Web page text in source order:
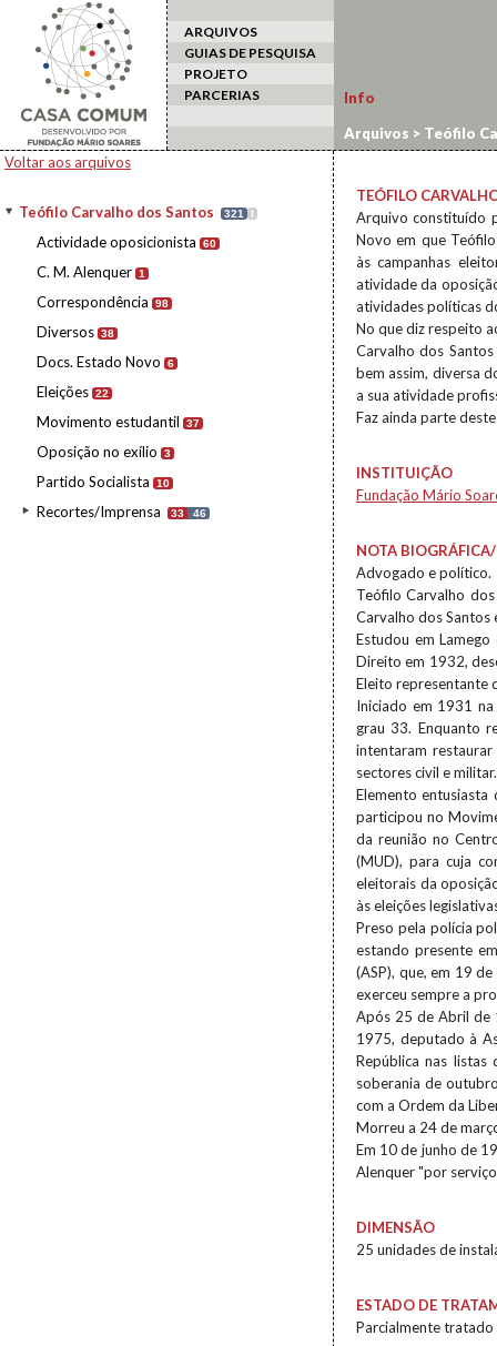
ARQUIVOS
GUIAS DE PESQUISA
PROJETO
PARCERIAS
Voltar aos arquivos
Teófilo Carvalho dos Santos 321 I
Actividade oposicionista 60
C. M. Alenquer 1
Correspondência 98
Diversos 38
Docs. Estado Novo 6
Eleições 22
Movimento estudantil 37
Oposição no exílio 3
Partido Socialista 10
Recortes/Imprensa 33 46
Info
Arquivos > Teófilo
TEÓFILO
Arquivo constituído
Novo em que
às campanhas
atividade da
atividades políticas
No que diz respeito
Carvalho dos
bem assim, diversa
a sua atividade
Faz ainda parte
INSTITUIÇÃO
Fundação Mário
NOTA
Advogado e político.
Teófilo Carvalho
Carvalho dos Santos
Estudou em
Direito em 1932,
Eleito representante
Iniciado em 1931
grau 33. Enquanto
intentaram
sectores civil e militar.
Elemento
participou no
da reunião no
(MUD), para cuja
eleitorais da
às eleições
Preso pela polícia
estando presente
(ASP), que, em 19
exerceu sempre a
Após 25 de Abril de
1975, deputado à
República nas listas
soberania de
com a Ordem da
Morreu a 24 de
Em 10 de junho de
Alenquer "por
DIMENSÃO
25 unidades de
ESTADO DE
Parcialmente tratado